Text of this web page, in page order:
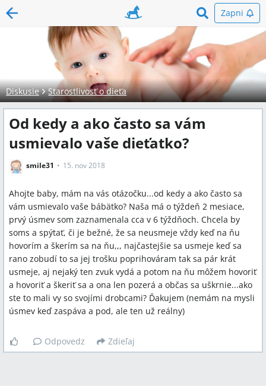
Zapni
Diskusie Starostlivosť o dieťa
Od kedy a ako často sa vám
usmievalo vaše dieťatko?
smile31 15. nov 2018
Ahojte baby, mám na vás otázočku...od kedy a ako často sa
vám usmievalo vaše bábätko? Naša má o týždeň 2 mesiace,
prvý úsmev som zaznamenala cca v 6 týždňoch. Chcela by
soms a spýtať, či je bežné, že sa neusmeje vždy keď na ňu
hovorím a škerím sa na ňu,,, najčastejšie sa usmeje keď sa
rano zobudí to sa jej trošku poprihováram tak sa pár krát
usmeje, aj nejaký ten zvuk vydá a potom na ňu môžem hovoriť
a hovoriť a škeriť sa a ona len pozerá a občas sa uškrnie...ako
ste to mali vy so svojími drobcami? Ďakujem (nemám na mysli
úsmev keď zaspáva a pod, ale ten už reálny)
Odpovedz Zdieľaj